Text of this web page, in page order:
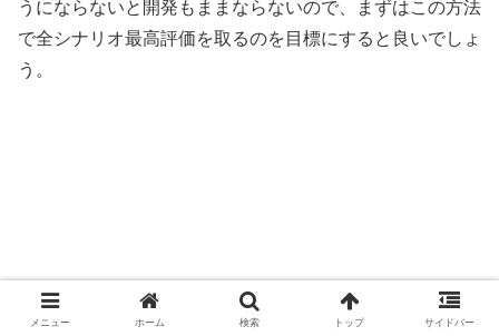
うにならないと開発もままならないので、まずはこの方法
で全シナリオ最高評価を取るのを目標にすると良いでしょ
う。
メニュー ホーム 検索 トップ サイドバー